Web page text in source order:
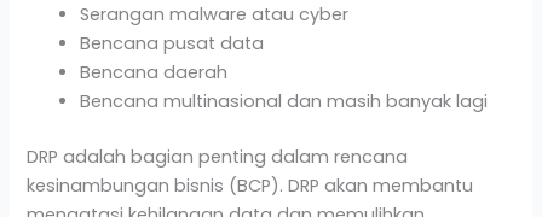
Serangan malware atau cyber
Bencana pusat data
Bencana daerah
Bencana multinasional dan masih banyak lagi
DRP adalah bagian penting dalam rencana
kesinambungan bisnis (BCP). DRP akan membantu